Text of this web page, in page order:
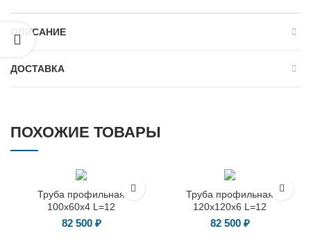
ОПИСАНИЕ
ДОСТАВКА
ПОХОЖИЕ ТОВАРЫ
Труба профильная
100х60х4 L=12
82 500 ₽
Труба профильная
120х120х6 L=12
82 500 ₽